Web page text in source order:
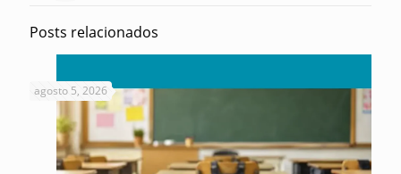
Posts relacionados
agosto 5, 2026